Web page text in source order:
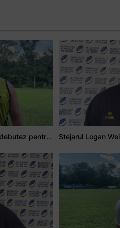
Adrian Țală: Visul meu este să debutez pentru România